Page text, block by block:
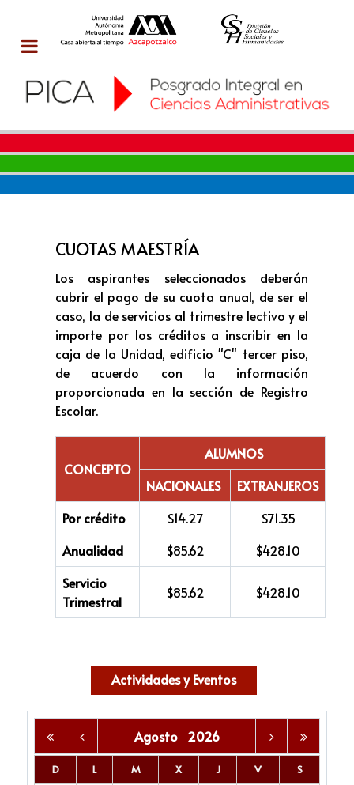
CUOTAS MAESTRÍA
Los aspirantes seleccionados deberán
cubrir el pago de su cuota anual, de ser el
caso, la de servicios al trimestre lectivo y el
importe por los créditos a inscribir en la
caja de la Unidad, edificio "C" tercer piso,
de acuerdo con la información
proporcionada en la sección de Registro
Escolar.
CONCEPTO
ALUMNOS
NACIONALES
EXTRANJEROS
Por crédito
$14.27
$71.35
Anualidad
$85.62
$428.10
Servicio
Trimestral
$85.62 $428.10
Actividades y Eventos
Agosto 2026
D L M X J V
S